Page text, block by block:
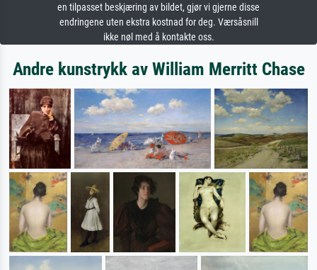
en tilpasset beskjæring av bildet, gjør vi gjerne disse
endringene uten ekstra kostnad for deg. Værsåsnill
ikke nøl med å kontakte oss.
Andre kunstrykk av William Merritt Chase